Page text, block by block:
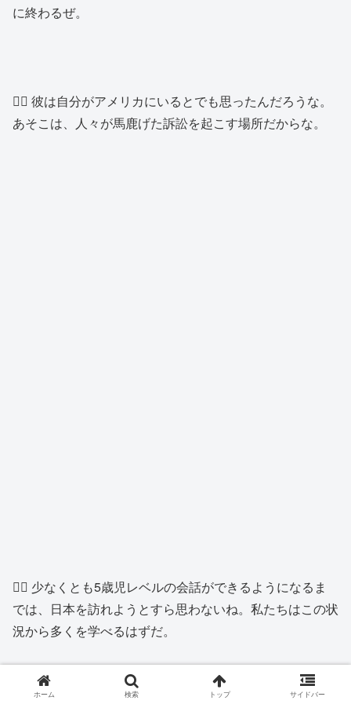
に終わるぜ。
👱‍♂️ 彼は自分がアメリカにいるとでも思ったんだろうな。
あそこは、人々が馬鹿げた訴訟を起こす場所だからな。
👱‍♂️ 少なくとも5歳児レベルの会話ができるようになるま
では、日本を訪れようとすら思わないね。私たちはこの状
況から多くを学べるはずだ。
ホーム 検索 トップ サイドバー